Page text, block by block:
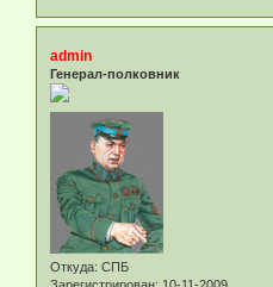
admin
Генерал-полковник
Откуда: СПБ